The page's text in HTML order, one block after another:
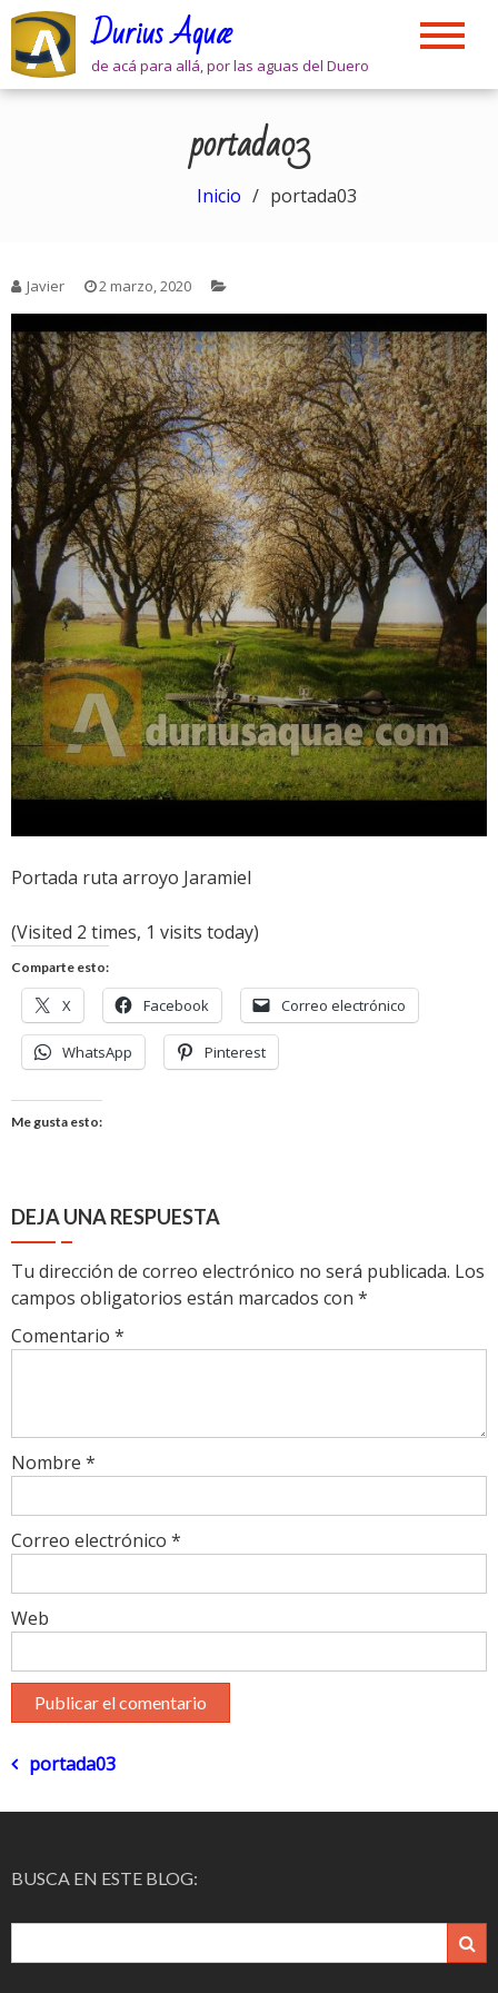
Skip
content
Durius Aquæ
de acá para allá, por las aguas del Duero
portada03
Inicio portada03
Javier 2 marzo, 2020
Portada ruta arroyo Jaramiel
(Visited 2 times, 1 visits today)
Comparte esto:
X Facebook Correo electrónico
WhatsApp Pinterest
Me gusta esto:
DEJA UNA RESPUESTA
Tu dirección de correo electrónico no será publicada. Los
campos obligatorios están marcados con *
Comentario *
Nombre *
Correo electrónico *
Web
Navegación
de
portada03
BUSCA EN ESTE BLOG: